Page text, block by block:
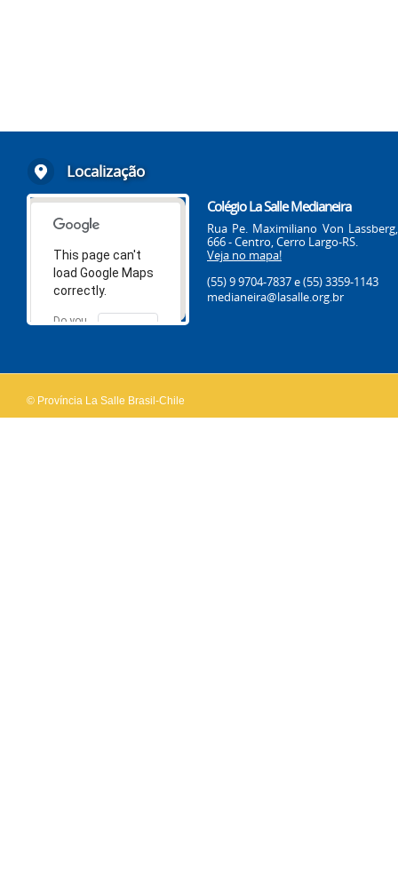
Localização
This page can't
load Google Maps
correctly.
Do you
OK
Colégio La Salle Medianeira
Rua Pe. Maximiliano Von Lassberg,
666 - Centro, Cerro Largo-RS.
Veja no mapa!
(55) 9 9704-7837e (55) 3359-1143
medianeira@lasalle.org.br
© Província La Salle Brasil-Chile